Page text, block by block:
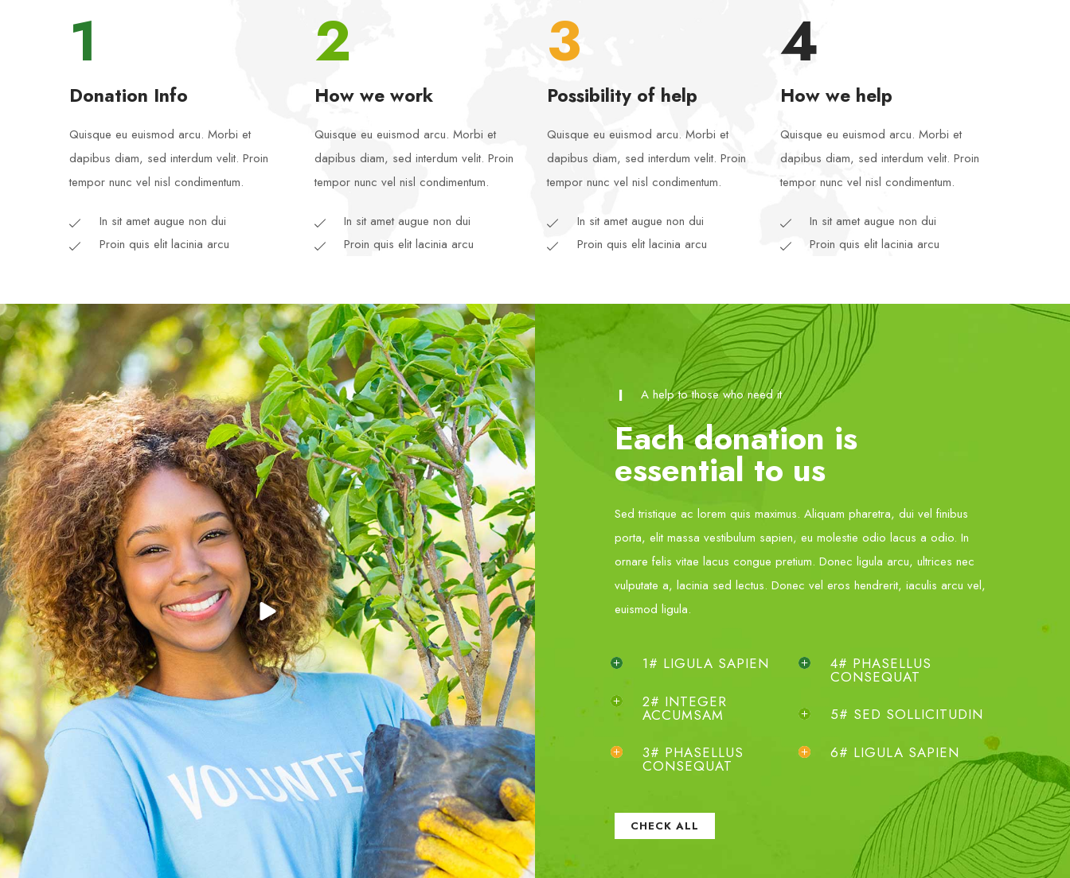
1
Donation Info
Quisque eu euismod arcu. Morbi et
dapibus diam, sed interdum velit. Proin
tempor nunc vel nisl condimentum.
In sit amet augue non dui
Proin quis elit lacinia arcu
2
How we work
Quisque eu euismod arcu. Morbi et
dapibus diam, sed interdum velit. Proin
tempor nunc vel nisl condimentum.
In sit amet augue non dui
Proin quis elit lacinia arcu
3
Possibility of help
Quisque eu euismod arcu. Morbi et
dapibus diam, sed interdum velit. Proin
tempor nunc vel nisl condimentum.
In sit amet augue non dui
Proin quis elit lacinia arcu
4
How we help
Quisque eu euismod arcu. Morbi et
dapibus diam, sed interdum velit. Proin
tempor nunc vel nisl condimentum.
In sit amet augue non dui
Proin quis elit lacinia arcu
A help to those who need it
Each donation is
essential to us
Sed tristique ac lorem quis maximus. Aliquam pharetra, dui vel finibus
porta, elit massa vestibulum sapien, eu molestie odio lacus a odio. In
ornare felis vitae lacus congue pretium. Donec ligula arcu, ultrices nec
vulputate a, lacinia sed lectus. Donec vel eros hendrerit, iaculis arcu vel,
euismod ligula.
1# LIGULA SAPIEN
2# INTEGER
ACCUMSAM
3# PHASELLUS
CONSEQUAT
4# PHASELLUS
CONSEQUAT
5# SED SOLLICITUDIN
6# LIGULA SAPIEN
CHECK ALL